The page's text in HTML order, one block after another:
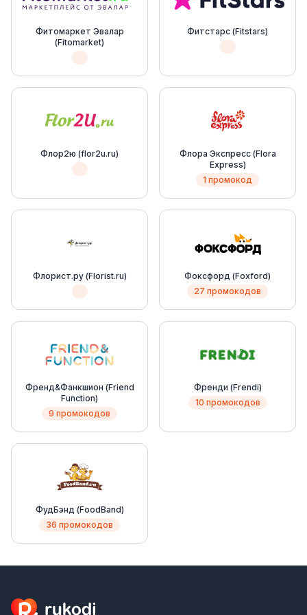
Фитомаркет Эвалар
(Fitomarket)
Фитстарс (Fitstars)
Флор2ю (flor2u.ru)
Флора Экспресс (Flora
Express)
1 промокод
Флорист.ру (Florist.ru)
Фоксфорд (Foxford)
27 промокодов
Френд&Фанкшион (Friend
Function)
9 промокодов
Френди (Frendi)
10 промокодов
ФудБэнд (FoodBand)
36 промокодов